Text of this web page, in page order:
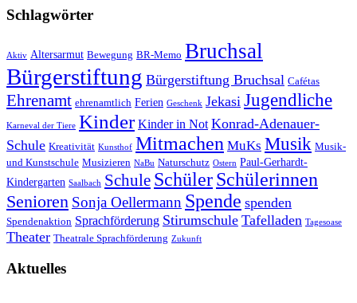
Schlagwörter
Aktiv Altersarmut Bewegung BR-Memo Bruchsal
Bürgerstiftung Bürgerstiftung Bruchsal Cafétas
Ehrenamt ehrenamtlich Ferien Geschenk Jekasi Jugendliche
Karneval der Tiere Kinder Kinder in Not Konrad-Adenauer-
Schule Kreativität Kunsthof Mitmachen MuKs Musik Musik-
und Kunstschule Musizieren NaBu Naturschutz Ostern Paul-Gerhardt-
Kindergarten Saalbach Schule SchülerSchülerinnen
Senioren Sonja Oellermann Spende spenden
Spendenaktion Sprachförderung Stirumschule Tafelladen Tagesoase
Theater Theatrale Sprachförderung Zukunft
Aktuelles